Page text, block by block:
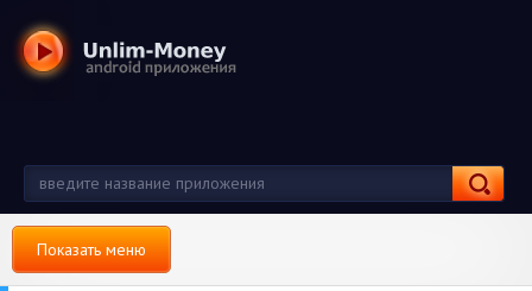
Показать меню